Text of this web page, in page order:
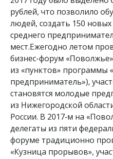
рублей, что позволило
людей, создать 150
среднего
мест.Ежегодно летом
бизнес-форум
из «пунктов» программы
предприниматель»),
становятся молодые
из Нижегородской
России. В 2017‑м на
делегаты из пяти
форуме традиционно
«Кузница прорывов»,